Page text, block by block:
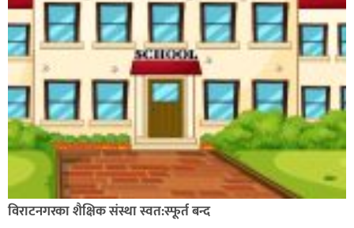
विराटनगरका शैक्षिक संस्था स्वत:स्फूर्त बन्द